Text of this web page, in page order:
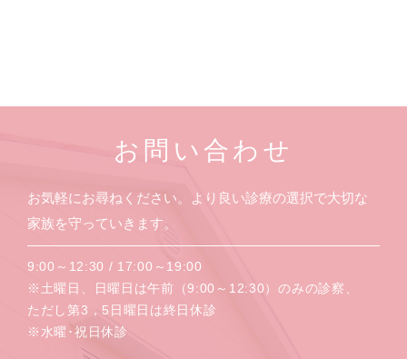
お問い合わせ
お気軽にお尋ねください。より良い診療の選択で大切な
家族を守っていきます。
9:00～12:30 / 17:00～19:00
※土曜日、日曜日は午前（9:00～12:30）のみの診察、
ただし第3，5日曜日は終日休診
※水曜･祝日休診